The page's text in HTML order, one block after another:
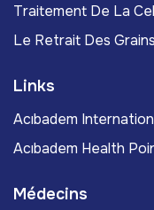
Traitement De La
Le Retrait Des
Links
Acıbadem
Acıbadem Health
Médecins